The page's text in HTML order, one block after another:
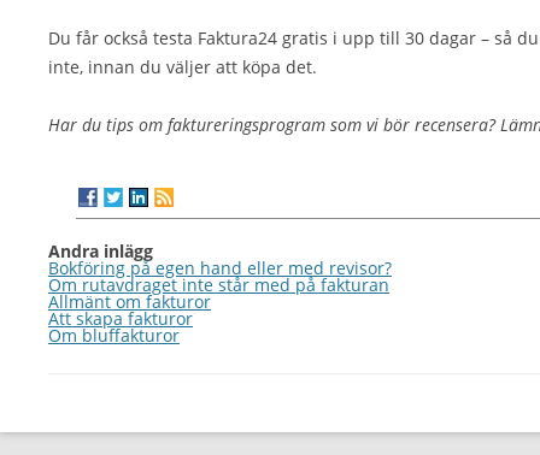
Du får också testa Faktura24 gratis i upp till 30 dagar – så
inte, innan du väljer att köpa det.
Har du tips om faktureringsprogram som vi bör recensera?
Andra inlägg
Bokföring på egen hand eller med revisor?
Om rutavdraget inte står med på fakturan
Allmänt om fakturor
Att skapa fakturor
Om bluffakturor